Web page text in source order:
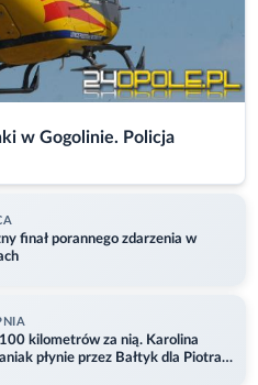
w Gogolinie. Policja
finał porannego zdarzenia w
kilometrów za nią. Karolina
płynie przez Bałtyk dla Piotra.